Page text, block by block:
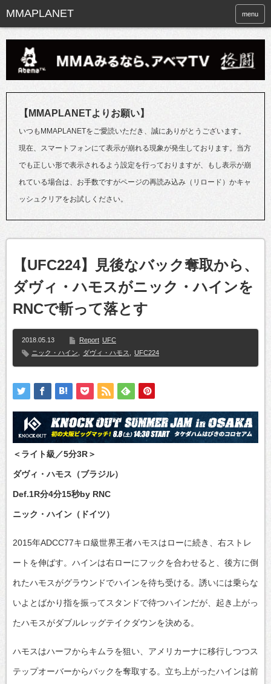
menu
【MMAPLANETよりお願い】
いつもMMAPLANETをご愛読いただき、誠にありがとうございます。
現在、スマートフォンにて表示が崩れる現象が発生しております。当方
でも正しい形で表示されるよう設定を行っておりますが、もし表示が崩
れている場合は、お手数ですがページの再読み込み（リロード）かキャ
ッシュクリアをお試しください。
【UFC224】見後なバック奪取から、
ダヴィ・ハモスがニック・ハインを
RNCで斬って落とす
2018.05.13 Report UFC
ニック・ハイン
ダヴィ・ハモス UFC224
＜ライト級／5分3R＞
ダヴィ・ハモス（ブラジル）
Def.1R分4分15秒by RNC
ニック・ハイン（ドイツ）
2015年ADCC77キロ級世界王者ハモスはローに続き、右ストレ
ートを伸ばす。ハインは右ローにフックを合わせると、後方に倒
れたハモスがグラウンドでハインを待ち受ける。誘いには乗らな
いよとばかり指を振ってスタンドで待つハインだが、起き上がっ
たハモスがダブルレッグテイクダウンを決める。
ハモスはハーフからキムラを狙い、アメリカーナに移行しつつス
テップオーバーからバックを奪取する。立ち上がったハインは前